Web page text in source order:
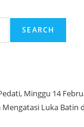
SEARCH
Minggu 14
Mengatasi Luka Batin